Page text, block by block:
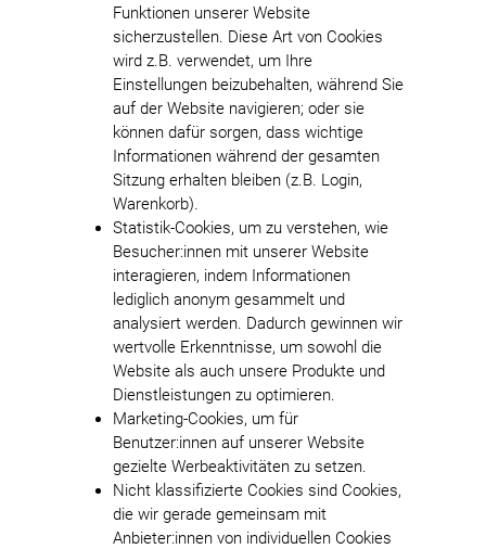
Funktionen unserer Website
sicherzustellen. Diese Art von Cookies
wird z.B. verwendet, um Ihre
Einstellungen beizubehalten, während Sie
auf der Website navigieren; oder sie
können dafür sorgen, dass wichtige
Informationen während der gesamten
Sitzung erhalten bleiben (z.B. Login,
Warenkorb).
Statistik-Cookies, um zu verstehen, wie
Besucher:innen mit unserer Website
interagieren, indem Informationen
lediglich anonym gesammelt und
analysiert werden. Dadurch gewinnen wir
wertvolle Erkenntnisse, um sowohl die
Website als auch unsere Produkte und
Dienstleistungen zu optimieren.
Marketing-Cookies, um für
Benutzer:innen auf unserer Website
gezielte Werbeaktivitäten zu setzen.
Nicht klassifizierte Cookies sind Cookies,
die wir gerade gemeinsam mit
Anbieter:innen von individuellen Cookies